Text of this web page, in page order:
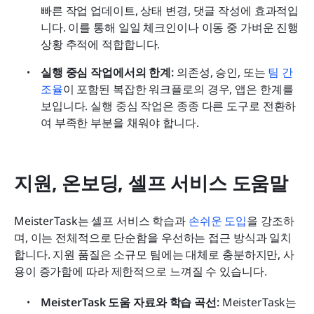
빠른 작업 업데이트, 상태 변경, 댓글 작성에 효과적입
니다. 이를 통해 일일 체크인이나 이동 중 가벼운 진행
상황 추적에 적합합니다.
실행 중심 작업에서의 한계: 의존성, 승인, 또는 팀 간
조율이 포함된 복잡한 워크플로의 경우, 앱은 한계를
보입니다. 실행 중심 작업은 종종 다른 도구로 전환하
여 부족한 부분을 채워야 합니다.
지원, 온보딩, 셀프 서비스 도움말
MeisterTask는 셀프 서비스 학습과 손쉬운 도입을 강조하
며, 이는 전체적으로 단순함을 우선하는 접근 방식과 일치
합니다. 지원 품질은 소규모 팀에는 대체로 충분하지만, 사
용이 증가함에 따라 제한적으로 느껴질 수 있습니다.
MeisterTask 도움 자료와 학습 곡선: MeisterTask는